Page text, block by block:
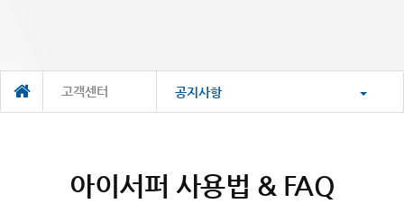
고객센터 공지사항
아이서퍼 사용법 & FAQ